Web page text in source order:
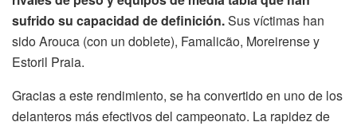
sufrido su capacidad de definición.Sus víctimas han
sido Arouca (con un doblete), Famalicão, Moreirense y
Estoril Praia.
Gracias a este rendimiento, se ha convertido en uno de los
delanteros más efectivos del campeonato. La rapidez de